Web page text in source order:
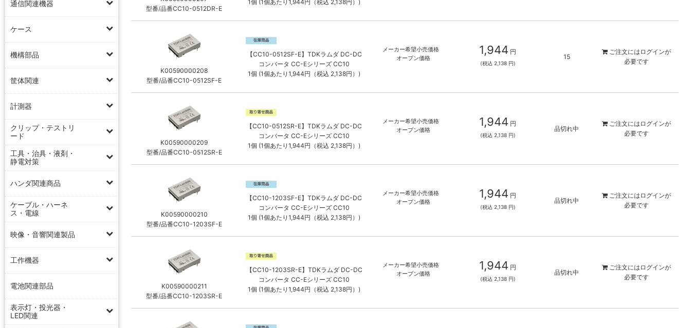
通信関連機器
ケース
機構部品
筐体関連
計測器
クリップ・テストリ
ード
工具・治具・液剤・
静電対策
ハンダ関連商品
ケーブル・ハーネ
ス・電線
映像・音響関連製品
工作機器
電池関連部品
表示灯・投光器・
LED関連
型番/品番CC10-0512DR-E
1個 (1個あたり1,944円（税込 2,138円）)
K00590000208
型番/品番CC10-0512SF-E
【CC10-0512SF-E】TDKラムダ DC-DC
コンバータ CC-Eシリーズ CC10
1個 (1個あたり1,944円（税込 2,138円）)
メーカー希望小売価格
オープン価格
1,944 円
(税込 2,138 円)
15
ご注文には ログインが
必要です
K00590000209
型番/品番CC10-0512SR-E
【CC10-0512SR-E】TDKラムダ DC-DC
コンバータ CC-Eシリーズ CC10
1個 (1個あたり1,944円（税込 2,138円）)
メーカー希望小売価格
オープン価格
1,944 円
(税込 2,138 円)
品切れ中
ご注文には ログインが
必要です
K00590000210
型番/品番CC10-1203SF-E
【CC10-1203SF-E】TDKラムダ DC-DC
コンバータ CC-Eシリーズ CC10
1個 (1個あたり1,944円（税込 2,138円）)
メーカー希望小売価格
オープン価格
1,944 円
(税込 2,138 円)
品切れ中
ご注文には ログインが
必要です
K00590000211
型番/品番CC10-1203SR-E
【CC10-1203SR-E】TDKラムダ DC-DC
コンバータ CC-Eシリーズ CC10
1個 (1個あたり1,944円（税込 2,138円）)
メーカー希望小売価格
オープン価格
1,944 円
(税込 2,138 円)
品切れ中
ご注文には ログインが
必要です